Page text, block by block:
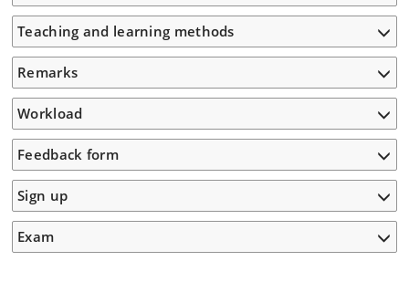
Teaching and learning methods
Remarks
Workload
Feedback form
Sign up
Exam